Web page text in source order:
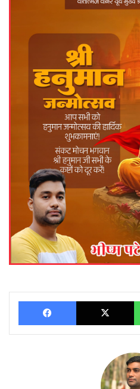
Facebook X